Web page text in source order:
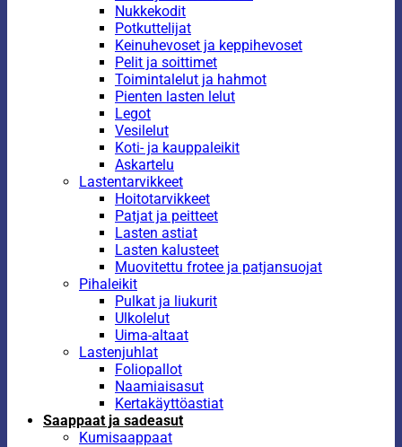
Nukkekodit
Potkuttelijat
Keinuhevoset ja keppihevoset
Pelit ja soittimet
Toimintalelut ja hahmot
Pienten lasten lelut
Legot
Vesilelut
Koti- ja kauppaleikit
Askartelu
Lastentarvikkeet
Hoitotarvikkeet
Patjat ja peitteet
Lasten astiat
Lasten kalusteet
Muovitettu frotee ja patjansuojat
Pihaleikit
Pulkat ja liukurit
Ulkolelut
Uima-altaat
Lastenjuhlat
Foliopallot
Naamiaisasut
Kertakäyttöastiat
Saappaat ja sadeasut
Kumisaappaat